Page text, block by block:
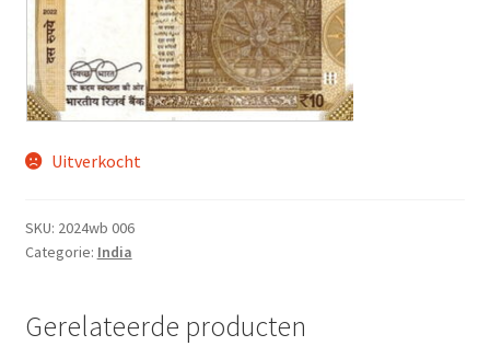
Uitverkocht
SKU: 2024wb 006
Categorie: India
Gerelateerde producten